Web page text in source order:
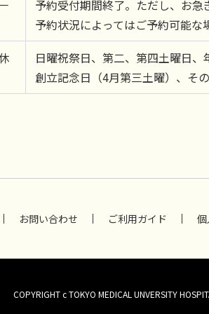
予約受付期間終了。ただし、お急
予約状況によってはご予約可能な
日曜祝祭日、第二、第四土曜日、
創立記念日（4月第三土曜）、そ
お問い合わせ ご利用ガイド
COPYRIGHT c TOKYO MEDICAL UNVERSITY